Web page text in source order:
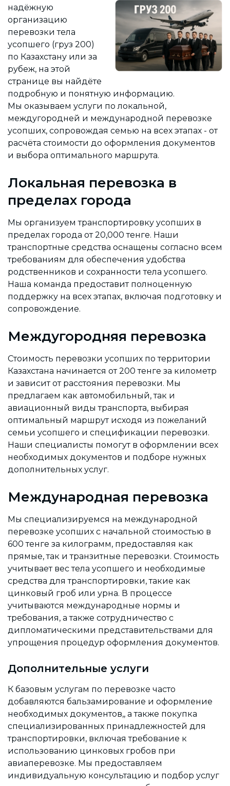
надёжную
организацию
перевозки тела
усопшего (груз 200)
по Казахстану или за
рубеж, на этой
странице вы найдёте
подробную и понятную информацию.
Мы оказываем услуги по локальной,
междугородней и международной перевозке
усопших, сопровождая семью на всех этапах - от
расчёта стоимости до оформления документов
и выбора оптимального маршрута.
Локальная перевозка в
пределах города
Мы организуем транспортировку усопших в
пределах города от 20,000 тенге. Наши
транспортные средства оснащены согласно всем
требованиям для обеспечения удобства
родственников и сохранности тела усопшего.
Наша команда предоставит полноценную
поддержку на всех этапах, включая подготовку и
сопровождение.
Междугородняя перевозка
Стоимость перевозки усопших по территории
Казахстана начинается от 200 тенге за километр
и зависит от расстояния перевозки. Мы
предлагаем как автомобильный, так и
авиационный виды транспорта, выбирая
оптимальный маршрут исходя из пожеланий
семьи усопшего и спецификации перевозки.
Наши специалисты помогут в оформлении всех
необходимых документов и подборе нужных
дополнительных услуг.
Международная перевозка
Мы специализируемся на международной
перевозке усопших с начальной стоимостью в
600 тенге за килограмм, предоставляя как
прямые, так и транзитные перевозки. Стоимость
учитывает вес тела усопшего и необходимые
средства для транспортировки, такие как
цинковый гроб или урна. В процессе
учитываются международные нормы и
требования, а также сотрудничество с
дипломатическими представительствами для
упрощения процедур оформления документов.
Дополнительные услуги
К базовым услугам по перевозке часто
добавляются бальзамирование и оформление
необходимых документов,, а также покупка
специализированных принадлежностей для
транспортировки, включая требование к
использованию цинковых гробов при
авиаперевозке. Мы предоставляем
индивидуальную консультацию и подбор услуг